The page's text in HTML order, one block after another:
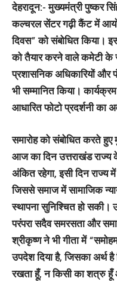
देहरादून:-मुख्यमंत्री पुष्कर
कल्चरल सेंटर गढ़ी कैंट में
दिवस” को संबोधित किया।
को तैयार करने वाले कमेटी के
प्रशासनिक अधिकारियों और
भी सम्मानित किया।
आधारित फोटो प्रदर्शनी का
समारोह को संबोधित करते हुए
आज का दिन उत्तराखंड राज्य
अंकित रहेगा, इसी दिन राज्य
जिससे समाज में सामाजिक
स्थापना सुनिश्चित हो
परंपरा सदैव समरसता और
श्रीकृष्ण ने भी गीता में
उपदेश दिया है, जिसका अर्थ है
रखता हूँ, न किसी का शत्रु हूँ